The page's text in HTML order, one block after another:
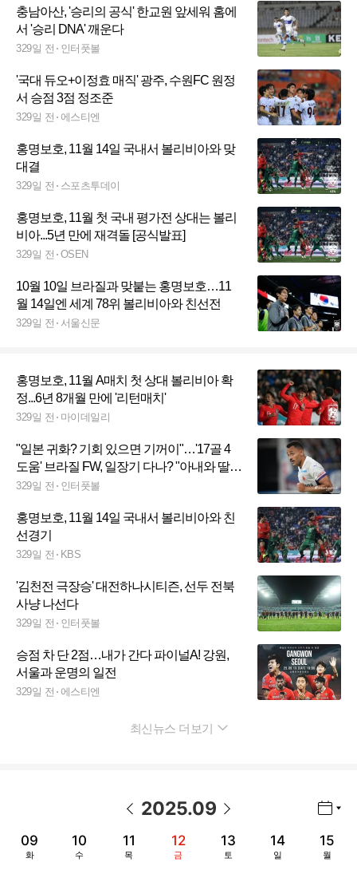
충남아산, '승리의 공식' 한교원 앞세워 홈에
서 '승리 DNA' 깨운다
329일 전 인터풋볼
'국대 듀오+이정효 매직' 광주, 수원FC 원정
서 승점 3점 정조준
329일 전 에스티엔
홍명보호, 11월 14일 국내서 볼리비아와 맞
대결
329일 전 스포츠투데이
홍명보호, 11월 첫 국내 평가전 상대는 볼리
비아...5년 만에 재격돌 [공식발표]
329일 전 OSEN
10월 10일 브라질과 맞붙는 홍명보호…11
월 14일엔 세계 78위 볼리비아와 친선전
329일 전 서울신문
홍명보호, 11월 A매치 첫 상대 볼리비아 확
정...6년 8개월 만에 '리턴매치'
329일 전 마이데일리
"일본 귀화? 기회 있으면 기꺼이"…'17골 4
도움' 브라질 FW, 일장기 다나? "아내와 딸들
에게도 좋은 일"
329일 전 인터풋볼
홍명보호, 11월 14일 국내서 볼리비아와 친
선경기
329일 전 KBS
'김천전 극장승' 대전하나시티즌, 선두 전북
사냥 나선다
329일 전 인터풋볼
승점 차 단 2점…내가 간다 파이널A! 강원,
서울과 운명의 일전
329일 전 에스티엔
최신뉴스 더보기
2025.09
09
화
10
수
11
목
12
금
13
토
14
일
15
월